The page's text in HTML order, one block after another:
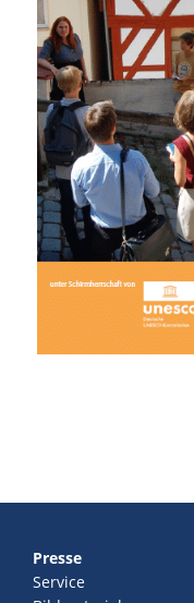
Presse
Service